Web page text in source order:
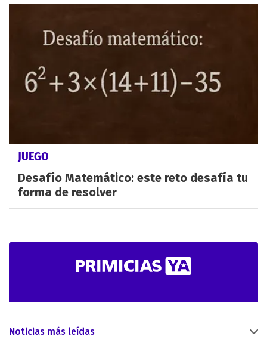
JUEGO
Desafío Matemático: este reto desafía tu
forma de resolver
Noticias más leídas